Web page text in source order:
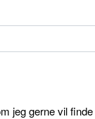
jeg gerne vil